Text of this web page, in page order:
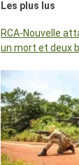
Les plus lus
RCA-Nouvelle
un mort et deux